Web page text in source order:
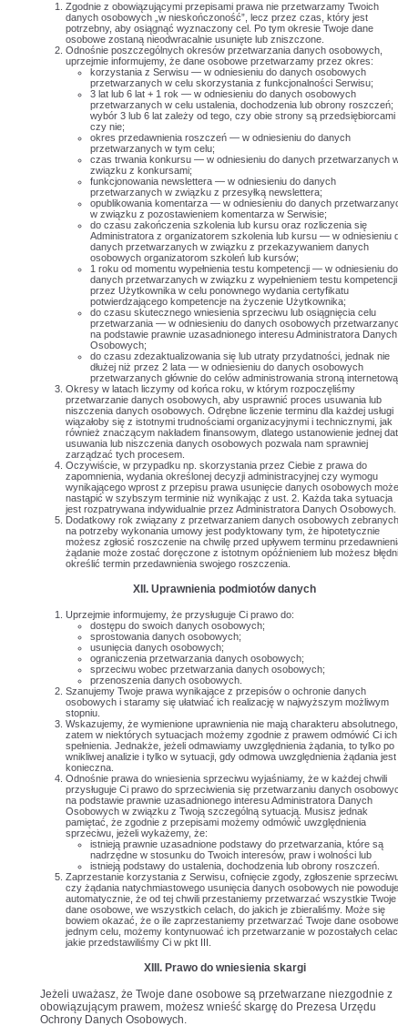
Zgodnie z obowiązującymi przepisami prawa nie przetwarzamy Twoich
danych osobowych „w nieskończoność”, lecz przez czas, który jest
potrzebny, aby osiągnąć wyznaczony cel. Po tym okresie Twoje dane
osobowe zostaną nieodwracalnie usunięte lub zniszczone.
Odnośnie poszczególnych okresów przetwarzania danych osobowych,
uprzejmie informujemy, że dane osobowe przetwarzamy przez okres:
korzystania z Serwisu — w odniesieniu do danych osobowych
przetwarzanych w celu skorzystania z funkcjonalności Serwisu;
3 lat lub 6 lat + 1 rok — w odniesieniu do danych osobowych
przetwarzanych w celu ustalenia, dochodzenia lub obrony roszczeń;
wybór 3 lub 6 lat zależy od tego, czy obie strony są przedsiębiorcami
czy nie;
okres przedawnienia roszczeń — w odniesieniu do danych
przetwarzanych w tym celu;
czas trwania konkursu — w odniesieniu do danych przetwarzanych w
związku z konkursami;
funkcjonowania newslettera — w odniesieniu do danych
przetwarzanych w związku z przesyłką newslettera;
opublikowania komentarza — w odniesieniu do danych przetwarzanych
w związku z pozostawieniem komentarza w Serwisie;
do czasu zakończenia szkolenia lub kursu oraz rozliczenia się
Administratora z organizatorem szkolenia lub kursu — w odniesieniu do
danych przetwarzanych w związku z przekazywaniem danych
osobowych organizatorom szkoleń lub kursów;
1 roku od momentu wypełnienia testu kompetencji — w odniesieniu do
danych przetwarzanych w związku z wypełnieniem testu kompetencji
przez Użytkownika w celu ponownego wydania certyfikatu
potwierdzającego kompetencje na życzenie Użytkownika;
do czasu skutecznego wniesienia sprzeciwu lub osiągnięcia celu
przetwarzania — w odniesieniu do danych osobowych przetwarzanych
na podstawie prawnie uzasadnionego interesu Administratora Danych
Osobowych;
do czasu zdezaktualizowania się lub utraty przydatności, jednak nie
dłużej niż przez 2 lata — w odniesieniu do danych osobowych
przetwarzanych głównie do celów administrowania stroną internetową.
Okresy w latach liczymy od końca roku, w którym rozpoczęliśmy
przetwarzanie danych osobowych, aby usprawnić proces usuwania lub
niszczenia danych osobowych. Odrębne liczenie terminu dla każdej usługi
wiązałoby się z istotnymi trudnościami organizacyjnymi i technicznymi, jak
również znaczącym nakładem finansowym, dlatego ustanowienie jednej daty
usuwania lub niszczenia danych osobowych pozwala nam sprawniej
zarządzać tych procesem.
Oczywiście, w przypadku np. skorzystania przez Ciebie z prawa do
zapomnienia, wydania określonej decyzji administracyjnej czy wymogu
wynikającego wprost z przepisu prawa usunięcie danych osobowych może
nastąpić w szybszym terminie niż wynikając z ust. 2. Każda taka sytuacja
jest rozpatrywana indywidualnie przez Administratora Danych Osobowych.
Dodatkowy rok związany z przetwarzaniem danych osobowych zebranych
na potrzeby wykonania umowy jest podyktowany tym, że hipotetycznie
możesz zgłosić roszczenie na chwilę przed upływem terminu przedawnienia,
żądanie może zostać doręczone z istotnym opóźnieniem lub możesz błędnie
określić termin przedawnienia swojego roszczenia.
XII. Uprawnienia podmiotów danych
Uprzejmie informujemy, że przysługuje Ci prawo do:
dostępu do swoich danych osobowych;
sprostowania danych osobowych;
usunięcia danych osobowych;
ograniczenia przetwarzania danych osobowych;
sprzeciwu wobec przetwarzania danych osobowych;
przenoszenia danych osobowych.
Szanujemy Twoje prawa wynikające z przepisów o ochronie danych
osobowych i staramy się ułatwiać ich realizację w najwyższym możliwym
stopniu.
Wskazujemy, że wymienione uprawnienia nie mają charakteru absolutnego, a
zatem w niektórych sytuacjach możemy zgodnie z prawem odmówić Ci ich
spełnienia. Jednakże, jeżeli odmawiamy uwzględnienia żądania, to tylko po
wnikliwej analizie i tylko w sytuacji, gdy odmowa uwzględnienia żądania jest
konieczna.
Odnośnie prawa do wniesienia sprzeciwu wyjaśniamy, że w każdej chwili
przysługuje Ci prawo do sprzeciwienia się przetwarzaniu danych osobowych
na podstawie prawnie uzasadnionego interesu Administratora Danych
Osobowych w związku z Twoją szczególną sytuacją. Musisz jednak
pamiętać, że zgodnie z przepisami możemy odmówić uwzględnienia
sprzeciwu, jeżeli wykażemy, że:
istnieją prawnie uzasadnione podstawy do przetwarzania, które są
nadrzędne w stosunku do Twoich interesów, praw i wolności lub
istnieją podstawy do ustalenia, dochodzenia lub obrony roszczeń.
Zaprzestanie korzystania z Serwisu, cofnięcie zgody, zgłoszenie sprzeciwu
czy żądania natychmiastowego usunięcia danych osobowych nie powoduje
automatycznie, że od tej chwili przestaniemy przetwarzać wszystkie Twoje
dane osobowe, we wszystkich celach, do jakich je zbieraliśmy. Może się
bowiem okazać, że o ile zaprzestaniemy przetwarzać Twoje dane osobowe w
jednym celu, możemy kontynuować ich przetwarzanie w pozostałych celach,
jakie przedstawiliśmy Ci w pkt III.
XIII. Prawo do wniesienia skargi
Jeżeli uważasz, że Twoje dane osobowe są przetwarzane niezgodnie z
obowiązującym prawem, możesz wnieść skargę do Prezesa Urzędu
Ochrony Danych Osobowych.